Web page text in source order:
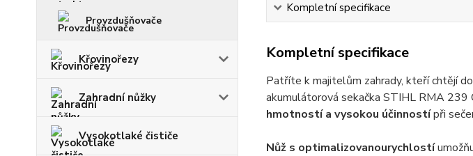
Provzdušňovače
Křovinořezy
Zahradní nůžky
Vysokotlaké čističe
Kompletní specifikace
Kompletní specifikace
Patříte k majitelům zahrady, kteří chtějí
akumulátorová sekačka STIHL RMA 239
hmotností a vysokou účinnostípři
Nůž s optimalizovanourychlostí